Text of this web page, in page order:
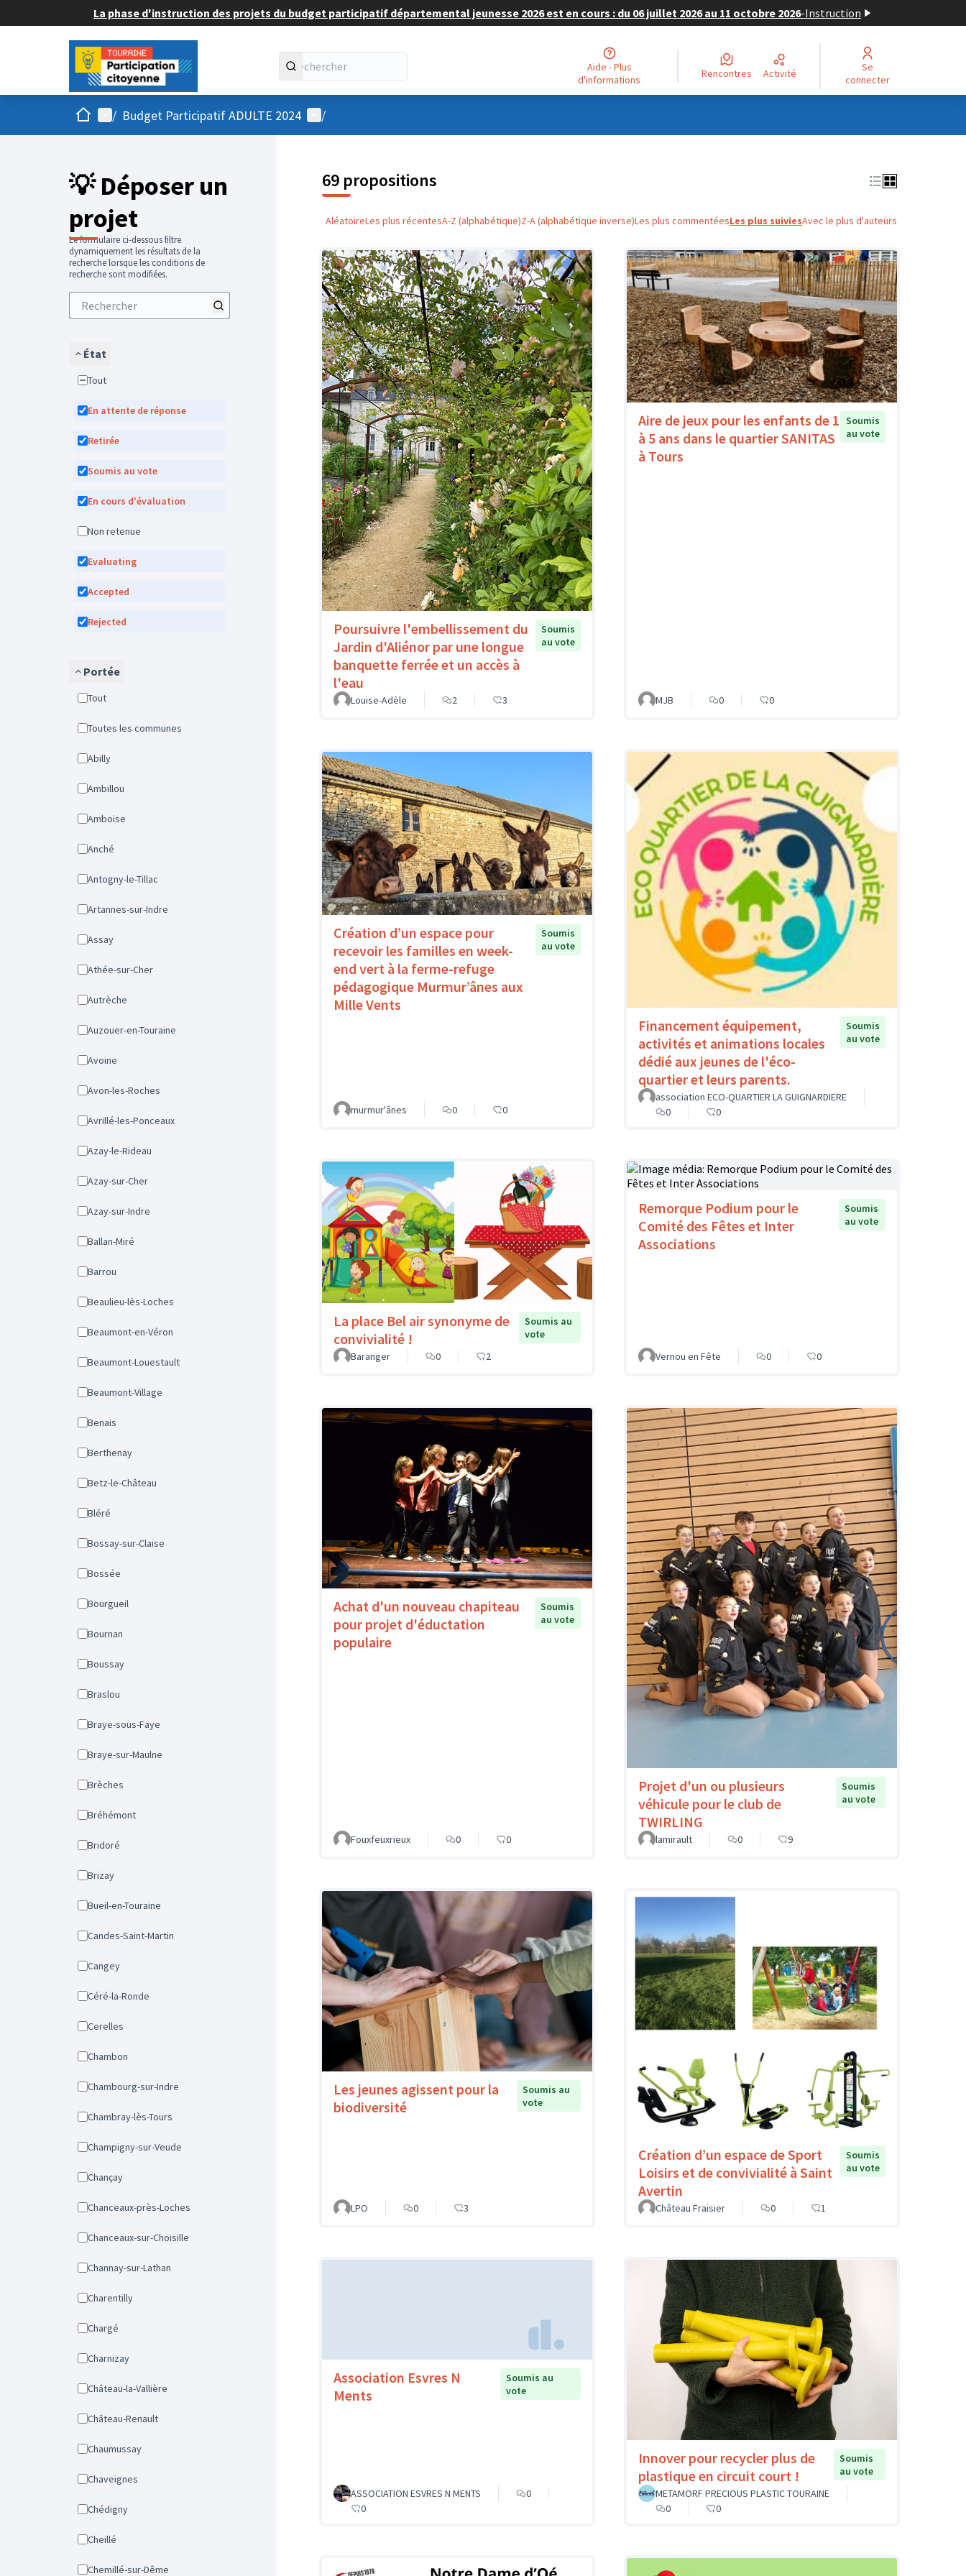
La phase d'instruction des projets du budget participatif départemental jeunesse 2026 est en cours : du 06 juillet 2026 au 11 octobre 2026-Instruction
Aide - Plus
d'informations
Rencontres Activité
Se
connecter
AccueilMenu principal
/ Budget Participatif ADULTE 2024 Menu utilisateur
/
💡 Déposer un
projet
Le formulaire ci-dessous filtre
dynamiquement les résultats de la
recherche lorsque les conditions de
recherche sont modifiées.
État
Tout
En attente de réponse
Retirée
Soumis au vote
En cours d'évaluation
Non retenue
Evaluating
Accepted
Rejected
Portée
Tout
Toutes les communes
Abilly
Ambillou
Amboise
Anché
Antogny-le-Tillac
Artannes-sur-Indre
Assay
Athée-sur-Cher
Autrèche
Auzouer-en-Touraine
Avoine
Avon-les-Roches
Avrillé-les-Ponceaux
Azay-le-Rideau
Azay-sur-Cher
Azay-sur-Indre
Ballan-Miré
Barrou
Beaulieu-lès-Loches
Beaumont-en-Véron
Beaumont-Louestault
Beaumont-Village
Benais
Berthenay
Betz-le-Château
Bléré
Bossay-sur-Claise
Bossée
Bourgueil
Bournan
Boussay
Braslou
Braye-sous-Faye
Braye-sur-Maulne
Brèches
Bréhémont
Bridoré
Brizay
Bueil-en-Touraine
Candes-Saint-Martin
Cangey
Céré-la-Ronde
Cerelles
Chambon
Chambourg-sur-Indre
Chambray-lès-Tours
Champigny-sur-Veude
Chançay
Chanceaux-près-Loches
Chanceaux-sur-Choisille
Channay-sur-Lathan
Charentilly
Chargé
Charnizay
Château-la-Vallière
Château-Renault
Chaumussay
Chaveignes
Chédigny
Cheillé
Chemillé-sur-Dême
69 propositions
AléatoireLes plus récentesA-Z (alphabétique)Z-A (alphabétique inverse)Les plus commentéesLes plus suiviesAvec le plus d'auteurs
Poursuivre l'embellissement du
Jardin d'Aliénor par une longue
banquette ferrée et un accès à
l'eau
Soumis
au vote
Louise-Adèle 2 3
Aire de jeux pour les enfants de 1
à 5 ans dans le quartier SANITAS
à Tours
Soumis
au vote
MJB 0 0
Création d’un espace pour
recevoir les familles en week-
end vert à la ferme-refuge
pédagogique Murmur’ânes aux
Mille Vents
Soumis
au vote
murmur'ânes 0 0
Financement équipement,
activités et animations locales
dédié aux jeunes de l'éco-
quartier et leurs parents.
Soumis
au vote
association ECO-QUARTIER LA GUIGNARDIERE
0
0
La place Bel air synonyme de
convivialité !
Soumis au
vote
Baranger
0 2
Remorque Podium pour le
Comité des Fêtes et Inter
Associations
Soumis
au vote
Vernou en Fête 0 0
Achat d'un nouveau chapiteau
pour projet d'éductation
populaire
Soumis
au vote
Fouxfeuxrieux 0 0
Projet d'un ou plusieurs
véhicule pour le club de
TWIRLING
Soumis
au vote
lamirault 0 9
Les jeunes agissent pour la
biodiversité
Soumis au
vote
LPO 0 3
Création d’un espace de Sport
Loisirs et de convivialité à Saint
Avertin
Soumis
au vote
Château Fraisier 0 1
Association Esvres N
Ments
Soumis au
vote
ASSOCIATION ESVRES N MENTS
0
0
Innover pour recycler plus de
plastique en circuit court !
Soumis
au vote
METAMORF PRECIOUS PLASTIC TOURAINE
0
0